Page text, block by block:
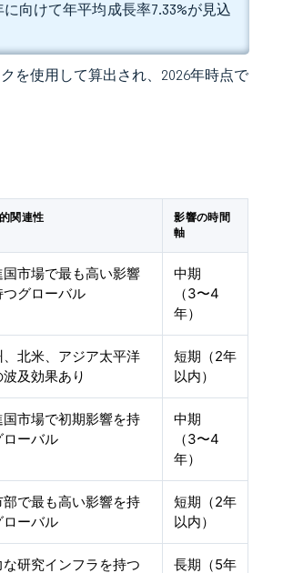
向けて年平均成長率7.33%が見込
を使用して算出され、2026年時点で
関連性
影響の時間
軸
国市場で最も高い影響
つグローバル
中期
（3〜4
年）
、北米、アジア太平洋
及効果あり
短期（2年
以内）
国市場で初期影響を持
ローバル
中期
（3〜4
年）
部で最も高い影響を持
ローバル
短期（2年
以内）
な研究インフラを持つ
長期（5年